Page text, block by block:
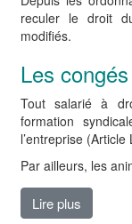
reculer le droit
modifiés.
Les
Tout salarié à
formation
l’entreprise (Article
Par ailleurs, les
Lire plus